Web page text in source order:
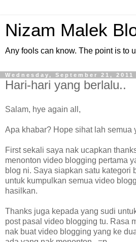
Nizam Malek
Any fools can know. The point is to
Wednesday, September 21, 2011
Hari-hari yang berlalu..
Salam, hye again all,
Apa khabar? Hope sihat lah semua
First sekali saya nak ucapkan
menonton video blogging pertama
blog ni. Saya siapkan satu kategori
untuk kumpulkan semua video
hasilkan.
Thanks juga kepada yang sudi
post pasal video blogging tu. Rasa
nak buat video blogging yang ke